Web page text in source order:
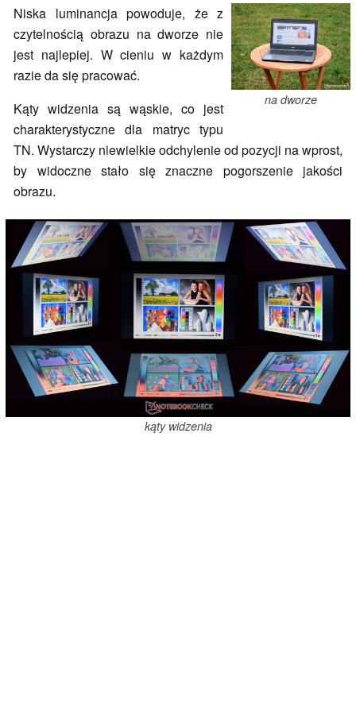
na dworze
Niska luminancja powoduje, że z
czytelnością obrazu na dworze nie
jest najlepiej. W cieniu w każdym
razie da się pracować.
Kąty widzenia są wąskie, co jest
charakterystyczne dla matryc typu
TN. Wystarczy niewielkie odchylenie od pozycji na wprost,
by widoczne stało się znaczne pogorszenie jakości
obrazu.
kąty widzenia